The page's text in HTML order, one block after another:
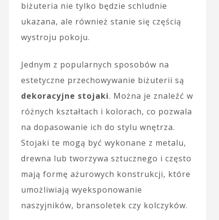
biżuteria nie tylko będzie schludnie
ukazana, ale również stanie się częścią
wystroju pokoju.
Jednym z popularnych sposobów na
estetyczne przechowywanie biżuterii są
dekoracyjne stojaki. Można je znaleźć w
różnych kształtach i kolorach, co pozwala
na dopasowanie ich do stylu wnętrza.
Stojaki te mogą być wykonane z metalu,
drewna lub tworzywa sztucznego i często
mają formę ażurowych konstrukcji, które
umożliwiają wyeksponowanie
naszyjników, bransoletek czy kolczyków.